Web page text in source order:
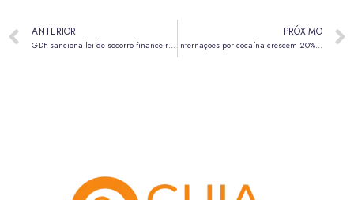
ANTERIOR
GDF sanciona lei de socorro financeiro de R$ 6,6 bilhões para o BRB
PRÓXIMO
Internações por cocaína crescem 20% e custam R$ 41 milhões ao SUS